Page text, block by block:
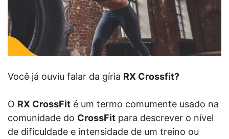
Você já ouviu falar da gíria RX Crossfit?
O RX CrossFit é um termo comumente usado na
comunidade do CrossFit para descrever o nível
de dificuldade e intensidade de um treino ou